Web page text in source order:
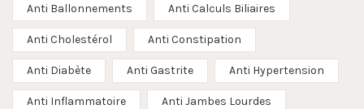
Anti Ballonnements Anti Calculs Biliaires
Anti Cholestérol Anti Constipation
Anti Diabète Anti Gastrite Anti Hypertension
Anti Inflammatoire Anti Jambes Lourdes